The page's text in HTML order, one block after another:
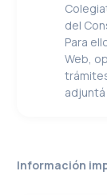
del
Para
Web,
Información